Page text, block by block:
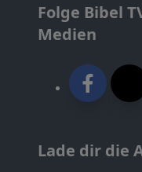
Folge Bibel
Medien
Lade dir die